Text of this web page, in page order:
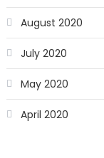
August 2020
July 2020
May 2020
April 2020